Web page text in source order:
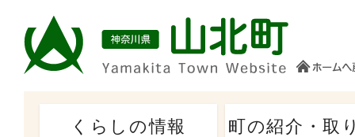
くらしの情報 町の紹介・取